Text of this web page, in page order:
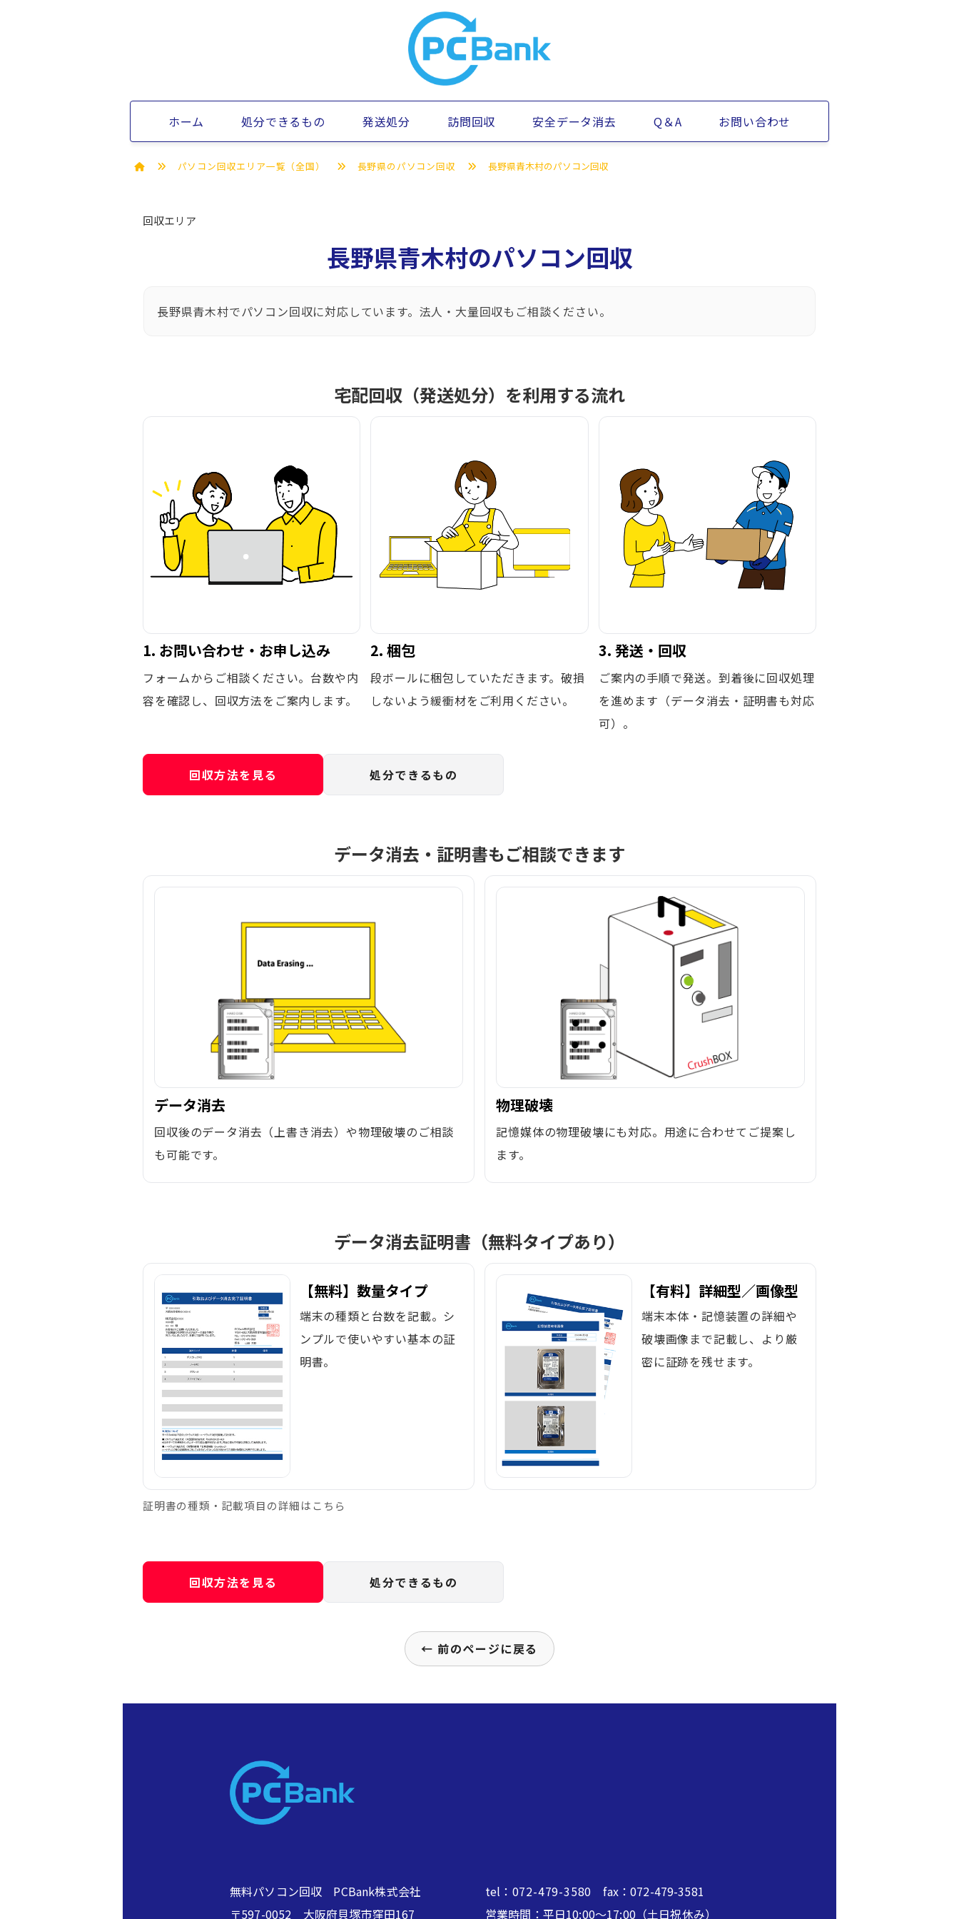
ホーム 処分できるもの 発送処分 訪問回収 安全データ消去 Q＆A お問い合わせ
パソコン回収エリア一覧（全国） 長野県のパソコン回収 長野県青木村のパソコン回収
回収エリア
長野県青木村のパソコン回収
長野県青木村でパソコン回収に対応しています。法人・大量回収もご相談ください。
宅配回収（発送処分）を利用する流れ
1. お問い合わせ・お申し込み
フォームからご相談ください。台数や内
容を確認し、回収方法をご案内します。
2. 梱包
段ボールに梱包していただきます。破損
しないよう緩衝材をご利用ください。
3. 発送・回収
ご案内の手順で発送。到着後に回収処理
を進めます（データ消去・証明書も対応
可）。
回収方法を見る 処分できるもの
データ消去・証明書もご相談できます
データ消去
回収後のデータ消去（上書き消去）や物理破壊のご相談
も可能です。
物理破壊
記憶媒体の物理破壊にも対応。用途に合わせてご提案し
ます。
データ消去証明書（無料タイプあり）
【無料】数量タイプ
端末の種類と台数を記載。シ
ンプルで使いやすい基本の証
明書。
【有料】詳細型／画像型
端末本体・記憶装置の詳細や
破壊画像まで記載し、より厳
密に証跡を残せます。
証明書の種類・記載項目の詳細はこちら
回収方法を見る 処分できるもの
← 前のページに戻る
無料パソコン回収 PCBank株式会社
〒597-0052 大阪府貝塚市窪田167
tel： 072-479-3580 fax：072-479-3581
営業時間：平日10:00～17:00（土日祝休み）